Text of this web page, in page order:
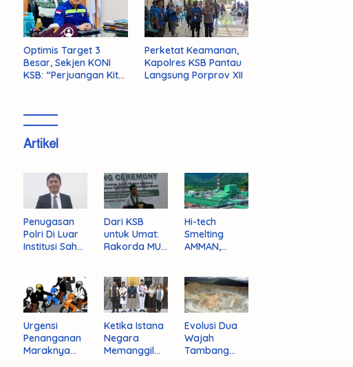
Optimis Target 3
Besar, Sekjen KONI
KSB: “Perjuangan Kita
Perketat Keamanan,
Kapolres KSB Pantau
Langsung Porprov XII
Artikel
Penugasan
Polri Di Luar
Institusi Sah
Hukum
Administrasi
Negara
Dari KSB
untuk Umat:
Rakorda MUI
Kebangkitan
Moral Para
Ulama
Hi-tech
Smelting
AMMAN,
Rajai
Produsen
Tembaga
Dunia
Urgensi
Penanganan
Maraknya
Ketika Istana
Negara
Memanggil
Evolusi Dua
Wajah
Tambang